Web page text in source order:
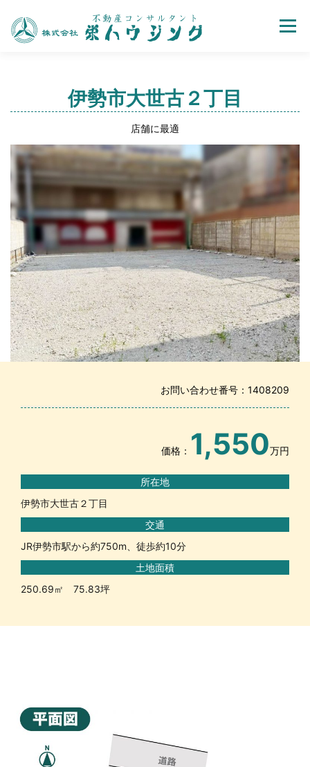
Menu
ホーム
伊勢市大世古２丁目
店舗に最適
お問い合わせ番号：1408209
価格： 1,550万円
所在地
伊勢市大世古２丁目
交通
JR伊勢市駅から約750m、徒歩約10分
土地面積
250.69㎡ 75.83坪